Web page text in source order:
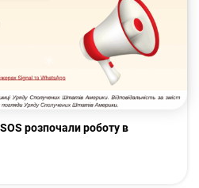
розпочали роботу в